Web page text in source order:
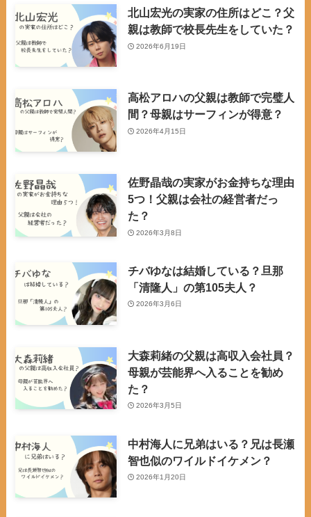
北山宏光の実家の住所はどこ？父
親は教師で校長先生をしていた？
2026年6月19日
高松アロハの父親は教師で完璧人
間？母親はサーフィンが得意？
2026年4月15日
佐野晶哉の実家がお金持ちな理由
5つ！父親は会社の経営者だっ
た？
2026年3月8日
チバゆなは結婚している？旦那
「清隆人」の第105夫人？
2026年3月6日
大森莉緒の父親は高収入会社員？
母親が芸能界へ入ることを勧め
た？
2026年3月5日
中村海人に兄弟はいる？兄は長瀬
智也似のワイルドイケメン？
2026年1月20日